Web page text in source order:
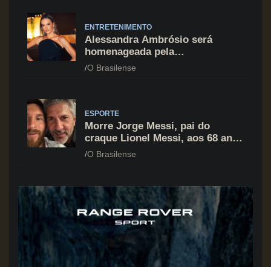
ENTRETENIMENTO
Alessandra Ambrósio será
homenageada pela
BrazilFoundation no New York
O Brasilense
ESPORTE
Morre Jorge Messi, pai do
craque Lionel Messi, aos 68 anos
na Argentina
O Brasilense